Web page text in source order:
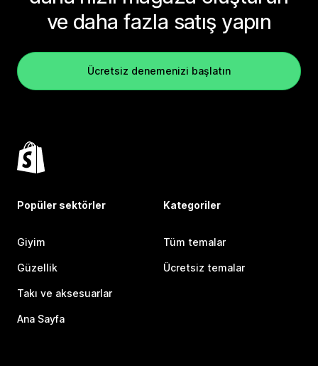
ve daha fazla satış yapın
Ücretsiz denemenizi başlatın
Popüler sektörler
Giyim
Güzellik
Takı ve aksesuarlar
Ana Sayfa
Kategoriler
Tüm temalar
Ücretsiz temalar